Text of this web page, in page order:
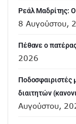
Ρεάλ Μαδρίτης:
8 Αυγούστου,
Πέθανε ο
2026
Ποδοσφαιριστές
διαιτητών
Αυγούστου,